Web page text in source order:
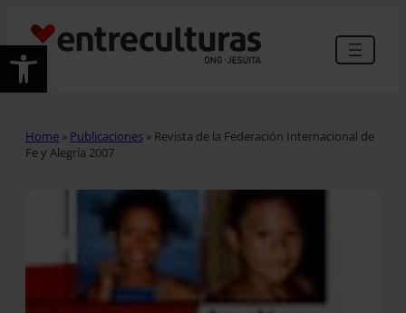
Abrir barra de herramientas
Home » Publicaciones » Revista de la Federación Internacional de
Fe y Alegría 2007